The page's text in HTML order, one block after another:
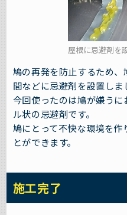
屋根に忌避剤を
鳩の再発を防止するため
間などに忌避剤を設置しま
今回使ったのは鳩が嫌う
ル状の忌避剤です。
鳩にとって不快な環境を
とができます。
施工完了